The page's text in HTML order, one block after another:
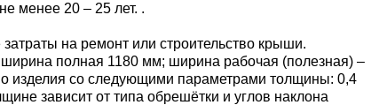
менее 20 – 25 лет. .
на ремонт или строительство крыши.
ширина полная 1180 мм; ширина рабочая (полезная) –
изделия со следующими параметрами толщины: 0,4
зависит от типа обрешётки и углов наклона